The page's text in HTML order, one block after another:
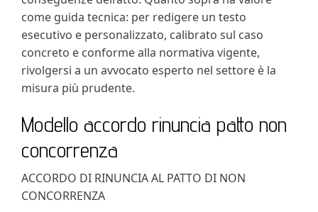
come guida tecnica: per redigere un testo
esecutivo e personalizzato, calibrato sul caso
concreto e conforme alla normativa vigente,
rivolgersi a un avvocato esperto nel settore è la
misura più prudente.
Modello accordo rinuncia patto non
concorrenza
ACCORDO DI RINUNCIA AL PATTO DI NON
CONCORRENZA